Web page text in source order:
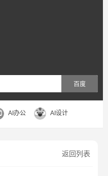
百度
AI办公 AI设计
返回列表